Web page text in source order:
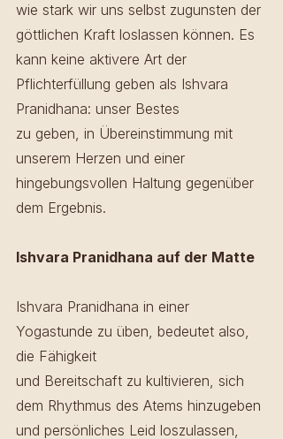
wie stark wir uns selbst zugunsten der
göttlichen Kraft loslassen können. Es
kann keine aktivere Art der
Pflichterfüllung geben als Ishvara
Pranidhana: unser Bestes
zu geben, in Übereinstimmung mit
unserem Herzen und einer
hingebungsvollen Haltung gegenüber
dem Ergebnis.
Ishvara Pranidhana auf der Matte
Ishvara Pranidhana in einer
Yogastunde zu üben, bedeutet also,
die Fähigkeit
und Bereitschaft zu kultivieren, sich
dem Rhythmus des Atems hinzugeben
und persönliches Leid loszulassen,